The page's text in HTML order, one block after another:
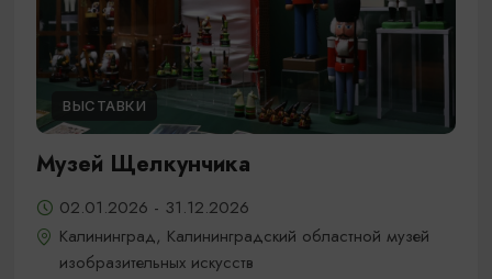
ВЫСТАВКИ
Музей Щелкунчика
02.01.2026 - 31.12.2026
Калининград, Калининградский областной музей
изобразительных искусств